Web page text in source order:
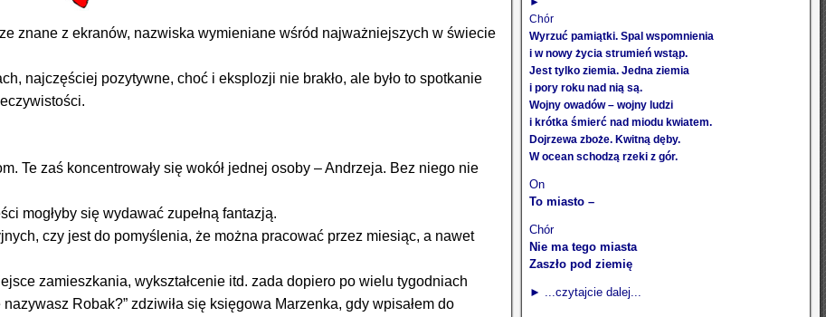
znane z ekranów, nazwiska wymieniane wśród najważniejszych w świecie
najczęściej pozytywne, choć i eksplozji nie brakło, ale było to spotkanie
Te zaś koncentrowały się wokół jednej osoby – Andrzeja. Bez niego nie
mogłyby się wydawać zupełną fantazją.
czy jest do pomyślenia, że można pracować przez miesiąc, a nawet
zamieszkania, wykształcenie itd. zada dopiero po wielu tygodniach
Robak?” zdziwiła się księgowa Marzenka, gdy wpisałem do
Chór
Wyrzuć pamiątki. Spal wspomnienia
i w nowy życia strumień wstąp.
Jest tylko ziemia. Jedna ziemia
i pory roku nad nią są.
Wojny owadów – wojny ludzi
i krótka śmierć nad miodu kwiatem.
Dojrzewa zboże. Kwitną dęby.
W ocean schodzą rzeki z gór.
On
To miasto –
Chór
Nie ma tego miasta
Zaszło pod ziemię
► ...czytajcie dalej...